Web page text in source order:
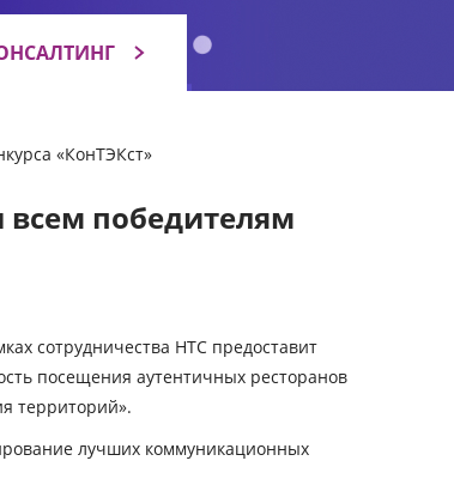
«КонТЭКст»
победителям
сотрудничества НТС предоставит
посещения аутентичных ресторанов
территорий».
лучших коммуникационных